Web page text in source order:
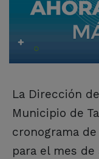
La Dirección
Municipio de
cronograma
para el mes